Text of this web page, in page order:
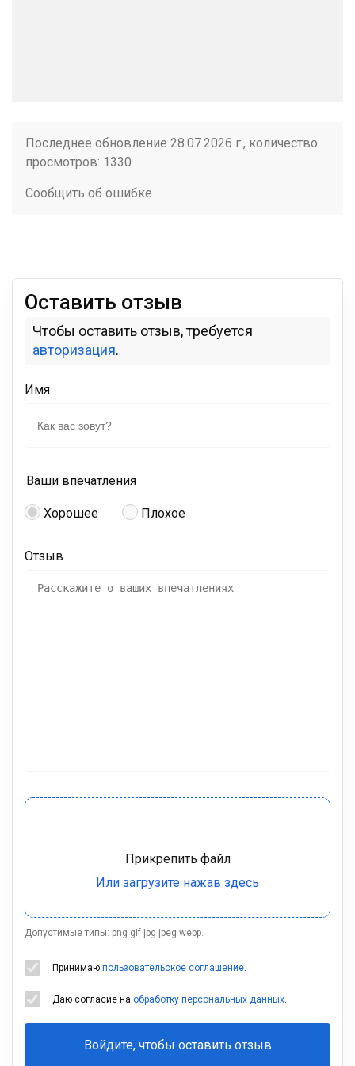
Последнее обновление 28.07.2026 г., количество
просмотров: 1330
Сообщить об ошибке
Оставить отзыв
Чтобы оставить отзыв, требуется
авторизация.
Имя
Ваши впечатления
Хорошее Плохое
Отзыв
Допустимые типы: png gif jpg jpeg webp.
Принимаю пользовательское соглашение.
Даю согласие на обработку персональных данных.
Войдите, чтобы оставить отзыв